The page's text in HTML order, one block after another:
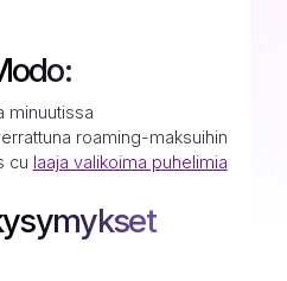
minuutissa
roaming-maksuihin
cu laaja valikoima puhelimia